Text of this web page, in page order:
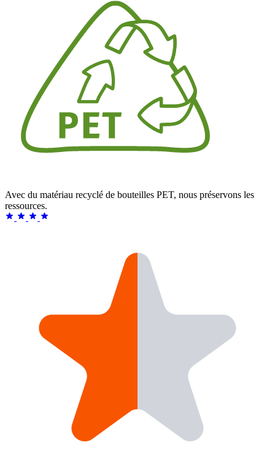
Avec du matériau recyclé de bouteilles PET, nous préservons les
ressources.